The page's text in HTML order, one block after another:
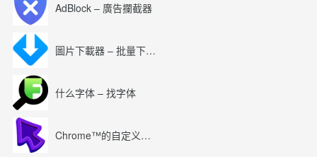
AdBlock – 廣告攔截器
圖片下載器 – 批量下載圖片
什么字体 – 找字体
Chrome™的自定义光标